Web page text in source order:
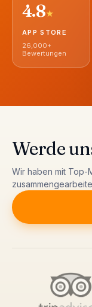
4.8★
APP STORE
26,000+
Bewertungen
Werde
Wir haben mit Top-